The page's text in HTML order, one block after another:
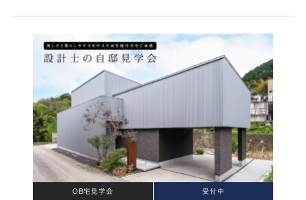
OB宅見学会 受付中